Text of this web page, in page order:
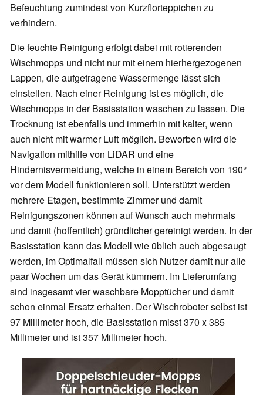
Befeuchtung zumindest von Kurzflorteppichen zu
verhindern.
Die feuchte Reinigung erfolgt dabei mit rotierenden
Wischmopps und nicht nur mit einem hierhergezogenen
Lappen, die aufgetragene Wassermenge lässt sich
einstellen. Nach einer Reinigung ist es möglich, die
Wischmopps in der Basisstation waschen zu lassen. Die
Trocknung ist ebenfalls und immerhin mit kalter, wenn
auch nicht mit warmer Luft möglich. Beworben wird die
Navigation mithilfe von LiDAR und eine
Hindernisvermeidung, welche in einem Bereich von 190°
vor dem Modell funktionieren soll. Unterstützt werden
mehrere Etagen, bestimmte Zimmer und damit
Reinigungszonen können auf Wunsch auch mehrmals
und damit (hoffentlich) gründlicher gereinigt werden. In der
Basisstation kann das Modell wie üblich auch abgesaugt
werden, im Optimalfall müssen sich Nutzer damit nur alle
paar Wochen um das Gerät kümmern. Im Lieferumfang
sind insgesamt vier waschbare Mopptücher und damit
schon einmal Ersatz erhalten. Der Wischroboter selbst ist
97 Millimeter hoch, die Basisstation misst 370 x 385
Millimeter und ist 357 Millimeter hoch.